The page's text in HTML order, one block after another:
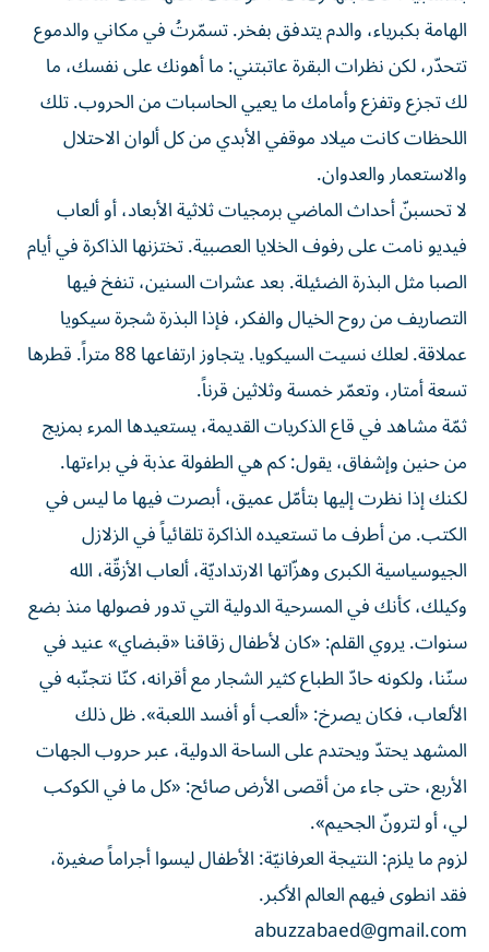
الهامة بكبرياء، والدم يتدفق بفخر. تسمّرتُ في مكاني والدموع
تتحدّر، لكن نظرات البقرة عاتبتني: ما أهونك على نفسك، ما
لك تجزع وتفزع وأمامك ما يعيي الحاسبات من الحروب. تلك
اللحظات كانت ميلاد موقفي الأبدي من كل ألوان الاحتلال
والاستعمار والعدوان.
لا تحسبنّ أحداث الماضي برمجيات ثلاثية الأبعاد، أو ألعاب
فيديو نامت على رفوف الخلايا العصبية. تختزنها الذاكرة في أيام
الصبا مثل البذرة الضئيلة. بعد عشرات السنين، تنفخ فيها
التصاريف من روح الخيال والفكر، فإذا البذرة شجرة سيكويا
عملاقة. لعلك نسيت السيكويا. يتجاوز ارتفاعها 88 متراً. قطرها
تسعة أمتار، وتعمّر خمسة وثلاثين قرناً.
ثمّة مشاهد في قاع الذكريات القديمة، يستعيدها المرء بمزيج
من حنين وإشفاق، يقول: كم هي الطفولة عذبة في براءتها.
لكنك إذا نظرت إليها بتأمّل عميق، أبصرت فيها ما ليس في
الكتب. من أطرف ما تستعيده الذاكرة تلقائياً في الزلازل
الجيوسياسية الكبرى وهزّاتها الارتداديّة، ألعاب الأزقّة، الله
وكيلك، كأنك في المسرحية الدولية التي تدور فصولها منذ بضع
سنوات. يروي القلم: «كان لأطفال زقاقنا «قبضاي» عنيد في
سنّنا، ولكونه حادّ الطباع كثير الشجار مع أقرانه، كنّا نتجنّبه في
الألعاب، فكان يصرخ: «ألعب أو أفسد اللعبة». ظل ذلك
المشهد يحتدّ ويحتدم على الساحة الدولية، عبر حروب الجهات
الأربع، حتى جاء من أقصى الأرض صائح: «كل ما في الكوكب
لي، أو لترونّ الجحيم».
لزوم ما يلزم: النتيجة العرفانيّة: الأطفال ليسوا أجراماً صغيرة،
فقد انطوى فيهم العالم الأكبر.
abuzzabaed@gmail.com